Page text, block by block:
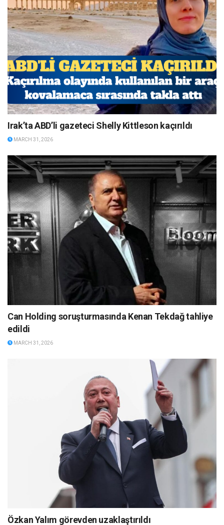
Irak’ta ABD’li gazeteci Shelly Kittleson kaçırıldı
MARCH 31, 2026
Can Holding soruşturmasında Kenan Tekdağ tahliye
edildi
MARCH 31, 2026
Özkan Yalım görevden uzaklaştırıldı